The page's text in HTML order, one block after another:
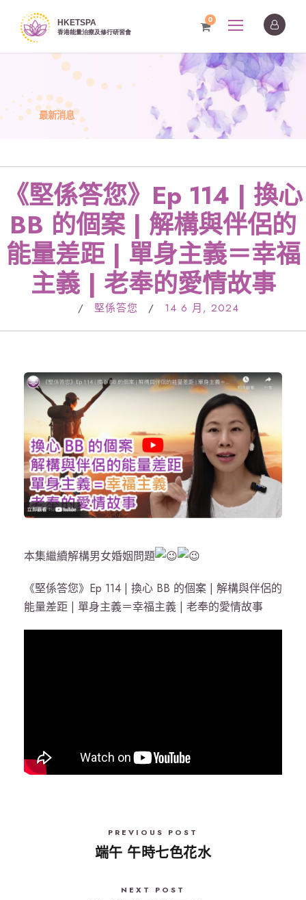
0
最新消息
《堅係答您》Ep 114 | 換心
BB 的個案 | 解構與伴侶的
能量差距 | 單身主義＝幸福
主義 | 老奉的愛情故事
/ 堅係答您 / 14 6 月, 2024
本集繼續解構男女婚姻問題
《堅係答您》Ep 114 | 換心 BB 的個案 | 解構與伴侶的
能量差距 | 單身主義＝幸福主義 | 老奉的愛情故事
PREVIOUS POST
端午 午時七色花水
NEXT POST